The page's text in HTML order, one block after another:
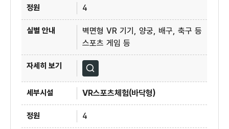
4
벽면형 VR 기기, 양궁, 배구, 축구 등
스포츠 게임 등
자세히보기
VR스포츠체험(바닥형)
4